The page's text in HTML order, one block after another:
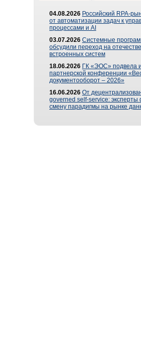
04.08.2026 Российский RPA-
от автоматизации задач к
процессами и AI
03.07.2026 Системные
обсудили переход на
встроенных систем
18.06.2026 ГК «ЭОС» подвела
партнерской конференции
документооборот – 2026»
16.06.2026 От
governed self-service: эксперты
смену парадигмы на рынке